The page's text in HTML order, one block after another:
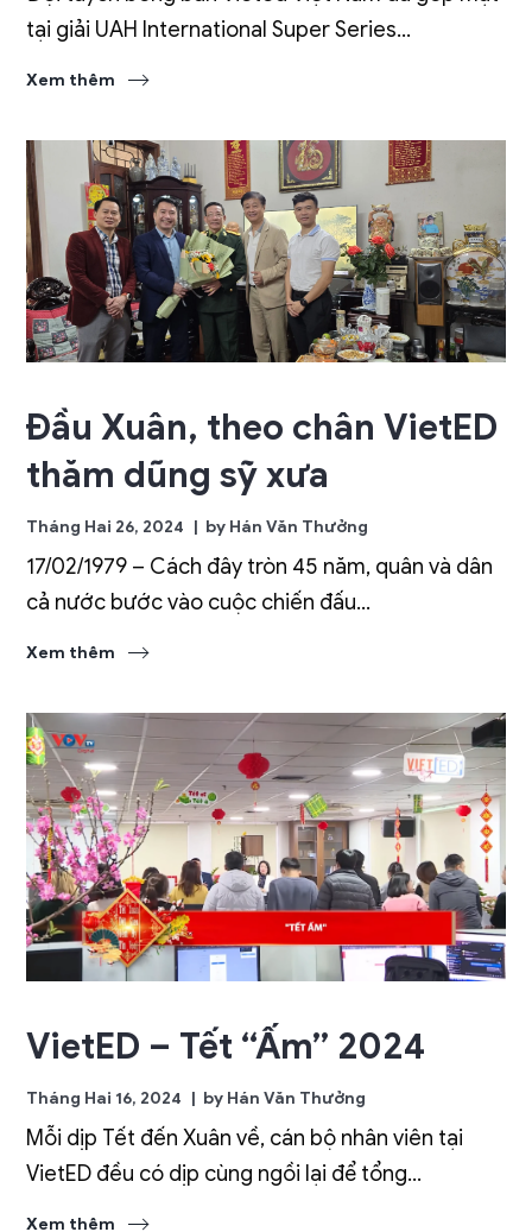
tại giải UAH International Super Series...
Xem thêm
Đầu Xuân, theo chân VietED
thăm dũng sỹ xưa
Tháng Hai 26, 2024 by Hán Văn Thưởng
17/02/1979 – Cách đây tròn 45 năm, quân và dân
cả nước bước vào cuộc chiến đấu...
Xem thêm
VietED – Tết “Ấm” 2024
Tháng Hai 16, 2024 by Hán Văn Thưởng
Mỗi dịp Tết đến Xuân về, cán bộ nhân viên tại
VietED đều có dịp cùng ngồi lại để tổng...
Xem thêm